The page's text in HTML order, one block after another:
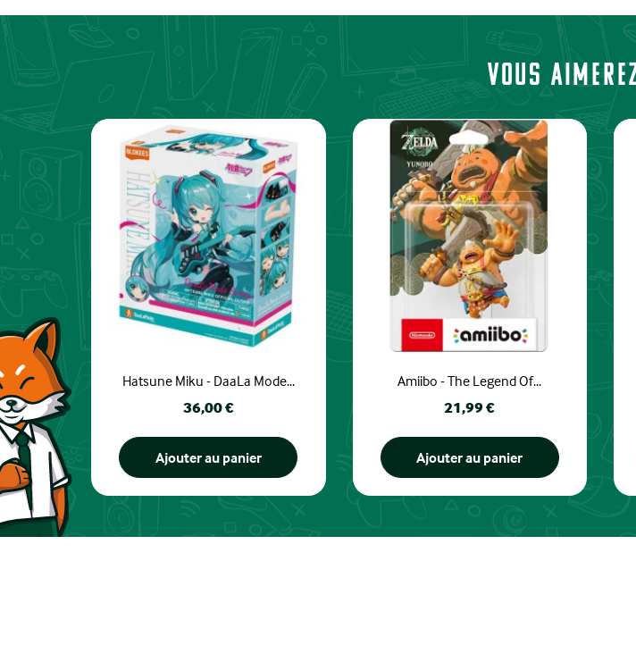
Vous
Hatsune Miku - DaaLa Mode...
Prix
36,00 €
Ajouter au panier
Amiibo - The Legend Of...
Prix
21,99 €
Ajouter au panier